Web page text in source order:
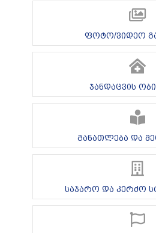
ფოტო/ვიდეო
ჯანდაცვის
განათლება და
საჯარო და კერძო